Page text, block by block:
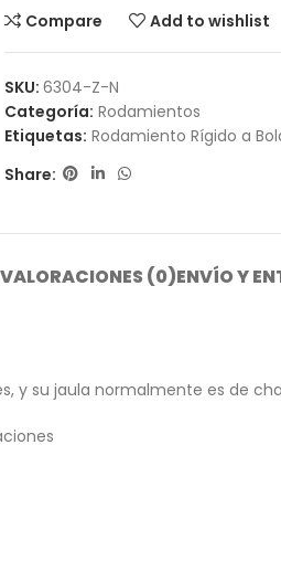
Compare Add to wishlist
SKU: 6304-Z-N
Categoría: Rodamientos
Etiquetas: Rodamiento Rígido a
Share:
VALORACIONES (0)ENVÍO Y
y su jaula normalmente es de